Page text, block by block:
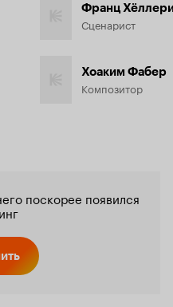
Франц
Сценарист
Хоаким Фабер
Композитор
поскорее появился